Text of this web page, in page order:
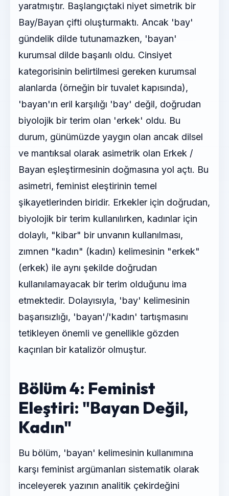
yaratmıştır. Başlangıçtaki niyet simetrik bir
Bay/Bayan çifti oluşturmaktı. Ancak 'bay'
gündelik dilde tutunamazken, 'bayan'
kurumsal dilde başarılı oldu. Cinsiyet
kategorisinin belirtilmesi gereken kurumsal
alanlarda (örneğin bir tuvalet kapısında),
'bayan'ın eril karşılığı 'bay' değil, doğrudan
biyolojik bir terim olan 'erkek' oldu. Bu
durum, günümüzde yaygın olan ancak dilsel
ve mantıksal olarak asimetrik olan Erkek /
Bayan eşleştirmesinin doğmasına yol açtı. Bu
asimetri, feminist eleştirinin temel
şikayetlerinden biridir. Erkekler için doğrudan,
biyolojik bir terim kullanılırken, kadınlar için
dolaylı, "kibar" bir unvanın kullanılması,
zımnen "kadın" (kadın) kelimesinin "erkek"
(erkek) ile aynı şekilde doğrudan
kullanılamayacak bir terim olduğunu ima
etmektedir. Dolayısıyla, 'bay' kelimesinin
başarısızlığı, 'bayan'/'kadın' tartışmasını
tetikleyen önemli ve genellikle gözden
kaçırılan bir katalizör olmuştur.
Bölüm 4: Feminist
Eleştiri: "Bayan Değil,
Kadın"
Bu bölüm, 'bayan' kelimesinin kullanımına
karşı feminist argümanları sistematik olarak
inceleyerek yazının analitik çekirdeğini